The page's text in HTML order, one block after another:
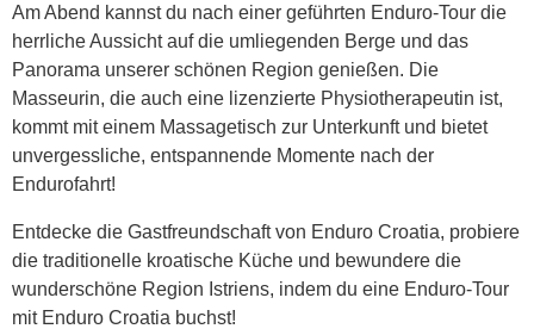
Am Abend kannst du nach einer geführten Enduro-Tour die
herrliche Aussicht auf die umliegenden Berge und das
Panorama unserer schönen Region genießen. Die
Masseurin, die auch eine lizenzierte Physiotherapeutin ist,
kommt mit einem Massagetisch zur Unterkunft und bietet
unvergessliche, entspannende Momente nach der
Endurofahrt!
Entdecke die Gastfreundschaft von Enduro Croatia, probiere
die traditionelle kroatische Küche und bewundere die
wunderschöne Region Istriens, indem du eine Enduro-Tour
mit Enduro Croatia buchst!